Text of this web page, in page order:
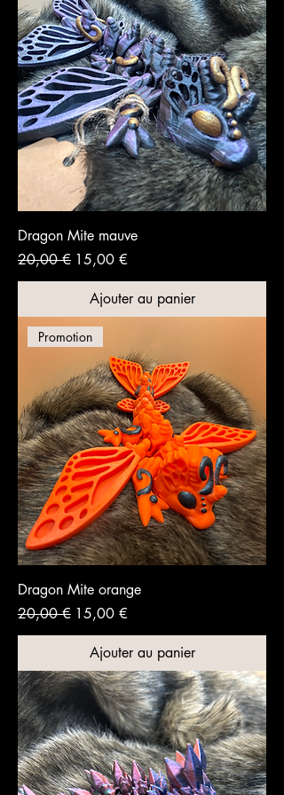
Dragon Mite mauve
Prix original
20,00 € Prix promotionnel
15,00 €
Ajouter au panier
Promotion
Dragon Mite orange
Prix original
20,00 € Prix promotionnel
15,00 €
Ajouter au panier